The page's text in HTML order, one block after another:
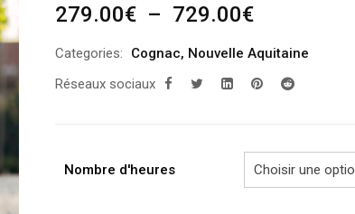
279.00€ – 729.00€Plage
prix :
279.00€
Categories: Cognac, Nouvelle Aquitaine
Réseaux sociaux
Nombre d'heures